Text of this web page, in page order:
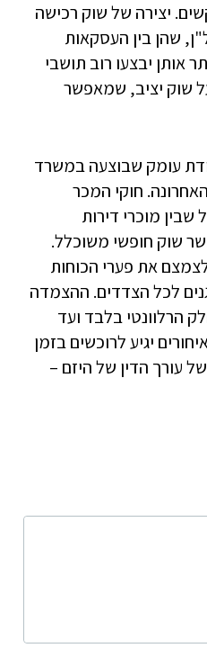
יצירה של שוק רכישה
שהן בין העסקאות
אותן יבצעו רוב תושבי
שוק יציב, שמאפשר
עומק שבוצעה במשרד
חוקי המכר
שבין מוכרי דירות
שוק חופשי משוכלל.
את פערי הכוחות
לכל הצדדים. ההצמדה
הרלוונטי בלבד ועד
יגיע לרוכשים בזמן
עורך הדין של היזם –